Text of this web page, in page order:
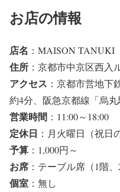
お店の情報
店名 ：MAISON TANUKI
住所 ：京都市中京区西入
アクセス ：京都市営地下
約4分、阪急京都線「烏
営業時間 ：11:00～18:00
定休日 ：月火曜日（祝日
予算 ：1,000円～
お席 ：テーブル席（1階
個室 ：無し